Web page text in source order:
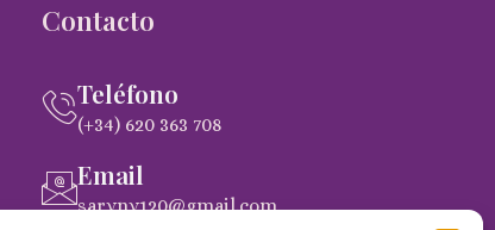
Contacto
Teléfono
(+34) 620 363 708
Email
saryny120@gmail.com